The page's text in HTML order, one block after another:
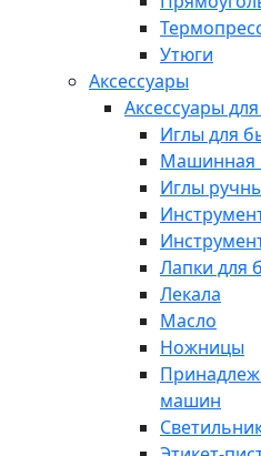
Утюги
Аксессуары
Аксессуары
Иглы для
Машинная
Иглы
Лапки для
Лекала
Масло
Ножницы
машин